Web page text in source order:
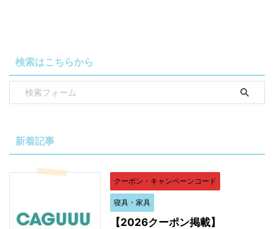
検索はこちらから
新着記事
クーポン・キャンペーンコード
寝具・家具
【2026クーポン掲載】